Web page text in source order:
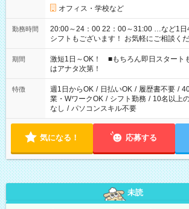
オフィス・学校など
勤務時間
20:00～24：00 22：00～31:00 …など1日4時間
シフトもございます！ お気軽にご相談くだ
期間
激短1日～OK！ ■もちろん即日スター
はアナタ次第！
特徴 週1日からOK / 日払いOK / 履歴書不要 /
業・WワークOK / シフト勤務 / 10名以上
なし / パソコンスキル不要
気になる！ 応募する
未読